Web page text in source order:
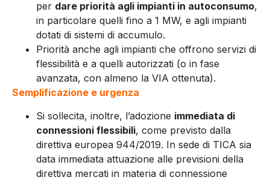
per dare priorità agli impianti in autoconsumo,
in particolare quelli fino a 1 MW, e agli impianti
dotati di sistemi di accumulo.
Priorità anche agli impianti che offrono servizi di
flessibilità e a quelli autorizzati (o in fase
avanzata, con almeno la VIA ottenuta).
Semplificazione e urgenza
Si sollecita, inoltre, l’adozione immediata di
connessioni flessibili, come previsto dalla
direttiva europea 944/2019. In sede di TICA sia
data immediata attuazione alle previsioni della
direttiva mercati in materia di connessione